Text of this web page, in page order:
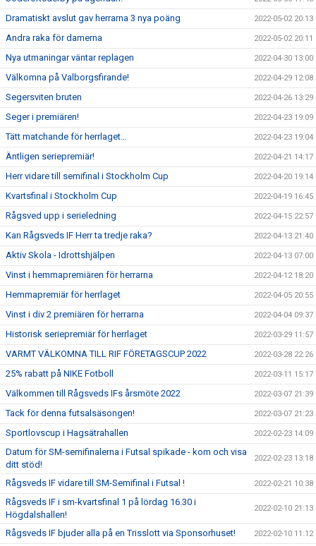
Dramatiskt avslut gav herrarna 3 nya poäng 2022-05-02 20:13
Andra raka för damerna 2022-05-02 20:11
Nya utmaningar väntar replagen 2022-04-30 13:00
Välkomna på Valborgsfirande! 2022-04-29 12:08
Segersviten bruten 2022-04-26 13:29
Seger i premiären! 2022-04-23 19:09
Tätt matchande för herrlaget… 2022-04-23 19:04
Äntligen seriepremiär! 2022-04-21 14:17
Herr vidare till semifinal i Stockholm Cup 2022-04-20 19:14
Kvartsfinal i Stockholm Cup 2022-04-19 16:45
Rågsved upp i serieledning 2022-04-15 22:57
Kan Rågsveds IF Herr ta tredje raka? 2022-04-13 21:40
Aktiv Skola - Idrottshjälpen 2022-04-13 07:00
Vinst i hemmapremiären för herrarna 2022-04-12 18:20
Hemmapremiär för herrlaget 2022-04-05 20:55
Vinst i div 2 premiären för herrarna 2022-04-04 09:37
Historisk seriepremiär för herrlaget 2022-03-29 11:57
VARMT VÄLKOMNA TILL RIF FÖRETAGSCUP 2022 2022-03-28 22:26
25% rabatt på NIKE Fotboll 2022-03-11 15:17
Välkommen till Rågsveds IFs årsmöte 2022 2022-03-07 21:39
Tack för denna futsalsäsongen! 2022-03-07 21:23
Sportlovscup i Hagsätrahallen 2022-02-23 14:09
Datum för SM-semifinalerna i Futsal spikade - kom och visa
ditt stöd!
2022-02-23 13:18
Rågsveds IF vidare till SM-Semifinal i Futsal ! 2022-02-21 10:38
Rågsveds IF i sm-kvartsfinal 1 på lördag 16.30 i
Högdalshallen!
2022-02-10 21:13
Rågsveds IF bjuder alla på en Trisslott via Sponsorhuset! 2022-02-10 11:12